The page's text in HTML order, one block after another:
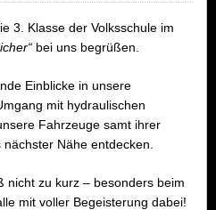
3. Klasse der Volksschule im
bei uns begrüßen.
Einblicke in unsere
mit hydraulischen
Fahrzeuge samt ihrer
Nähe entdecken.
nicht zu kurz – besonders beim
mit voller Begeisterung dabei!